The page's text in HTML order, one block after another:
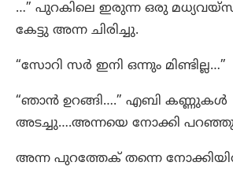
…” പുറകിലെ ഇരുന്ന ഒരു
കേട്ടു അന്ന ചിരിച്ചു.
“സോറി സർ ഇനി ഒന്നും മിണ്ടില്ല…”
“ഞാൻ ഉറങ്ങി….” എബി കണ്ണുകൾ
അടച്ചു….അന്നയെ നോക്കി
അന്ന പുറത്തേക് തന്നെ